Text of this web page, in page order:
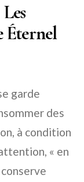
Éternel
garde
des
à condition
« en